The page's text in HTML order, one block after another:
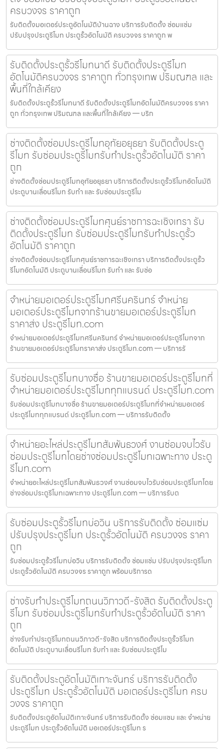
ครบวงจร ราคาถูก
รับติดตั้งมอเตอร์ประตูอัตโนมัติบ้านฉาง บริการรับติดตั้ง ซ่อมแซ่ม
ปรับปรุงประตูรีโมท ประตูรั้วอัตโนมัติ ครบวงจร ราคาถูก พ
รับติดตั้งประตูรั้วรีโมทนาดี รับติดตั้งประตูรีโมท
อัตโนมัติครบวงจร ราคาถูก ทั่วกรุงเทพ ปริมณฑล และ
พื้นที่ใกล้เคียง
รับติดตั้งประตูรั้วรีโมทนาดี รับติดตั้งประตูรีโมทอัตโนมัติครบวงจร ราคา
ถูก ทั่วกรุงเทพ ปริมณฑล และพื้นที่ใกล้เคียง — บริก
ช่างติดตั้งซ่อมประตูรีโมทอุทัยอยุธยา รับติดตั้งประตู
รีโมท รับซ่อมประตูรีโมทรับทำประตูรั้วอัตโนมัติ ราคา
ถูก
ช่างติดตั้งซ่อมประตูรีโมทอุทัยอยุธยา บริการติดตั้งประตูรั้วรีโมทอัตโนมัติ
ประตูบานเลื่อนรีโมท รับทำ และ รับซ่อมประตูรีโม
ช่างติดตั้งซ่อมประตูรีโมทศุนย์ราชการฉะเชิงเทรา รับ
ติดตั้งประตูรีโมท รับซ่อมประตูรีโมทรับทำประตูรั้ว
อัตโนมัติ ราคาถูก
ช่างติดตั้งซ่อมประตูรีโมทศุนย์ราชการฉะเชิงเทรา บริการติดตั้งประตูรั้ว
รีโมทอัตโนมัติ ประตูบานเลื่อนรีโมท รับทำ และ รับซ่อ
จำหน่ายมอเตอร์ประตูรีโมทศรีนครินทร์ จำหน่าย
มอเตอร์ประตูรีโมทจากร้านขายมอเตอร์ประตูรีโมท
ราคาส่ง ประตูรีโมท.com
จำหน่ายมอเตอร์ประตูรีโมทศรีนครินทร์ จำหน่ายมอเตอร์ประตูรีโมทจาก
ร้านขายมอเตอร์ประตูรีโมทราคาส่ง ประตูรีโมท.com — บริการรั
รับซ่อมประตูรีโมทบางซื่อ ร้านขายมอเตอร์ประตูรีโมทที่
จำหน่ายมอเตอร์ประตูรีโมททุกแบรนด์ ประตูรีโมท.com
รับซ่อมประตูรีโมทบางซื่อ ร้านขายมอเตอร์ประตูรีโมทที่จำหน่ายมอเตอร์
ประตูรีโมททุกแบรนด์ ประตูรีโมท.com — บริการรับติดตั้ง
จำหน่ายอะไหล่ประตูรีโมทสัมพันธวงศ์ งานซ่อมจบไวรับ
ซ่อมประตูรีโมทโดยช่างซ่อมประตูรีโมทเฉพาะทาง ประตู
รีโมท.com
จำหน่ายอะไหล่ประตูรีโมทสัมพันธวงศ์ งานซ่อมจบไวรับซ่อมประตูรีโมทโดย
ช่างซ่อมประตูรีโมทเฉพาะทาง ประตูรีโมท.com — บริการรับต
รับซ่อมประตูรั้วรีโมทบ่อวิน บริการรับติดตั้ง ซ่อมแซ่ม
ปรับปรุงประตูรีโมท ประตูรั้วอัตโนมัติ ครบวงจร ราคา
ถูก
รับซ่อมประตูรั้วรีโมทบ่อวิน บริการรับติดตั้ง ซ่อมแซ่ม ปรับปรุงประตูรีโมท
ประตูรั้วอัตโนมัติ ครบวงจร ราคาถูก พร้อมบริการด
ช่างรับทำประตูรีโมทถนนวิภาวดี-รังสิต รับติดตั้งประตู
รีโมท รับซ่อมประตูรีโมทรับทำประตูรั้วอัตโนมัติ ราคา
ถูก
ช่างรับทำประตูรีโมทถนนวิภาวดี-รังสิต บริการติดตั้งประตูรั้วรีโมท
อัตโนมัติ ประตูบานเลื่อนรีโมท รับทำ และ รับซ่อมประตูรีโม
รับติดตั้งประตูอัตโนมัติเกาะจันทร์ บริการรับติดตั้ง
ประตูรีโมท ประตูรั้วอัตโนมัติ มอเตอร์ประตูรีโมท ครบ
วงจร ราคาถูก
รับติดตั้งประตูอัตโนมัติเกาะจันทร์ บริการรับติดตั้ง ซ่อมแซม และ จำหน่าย
ประตูรีโมท ประตูรั้วอัตโนมัติ มอเตอร์ประตูรีโมท ร